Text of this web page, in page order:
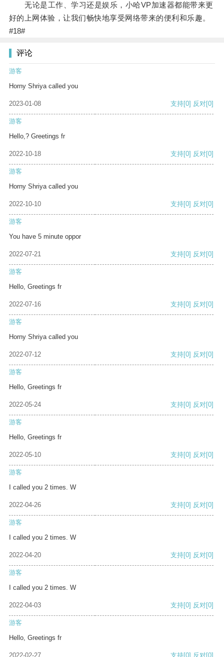
无论是工作、学习还是娱乐，小哈VP加速器都能带来更
好的上网体验，让我们畅快地享受网络带来的便利和乐趣。
#18#
评论
游客
Horny Shriya called you
2023-01-08 支持[0] 反对[0]
游客
Hello,? Greetings fr
2022-10-18 支持[0] 反对[0]
游客
Horny Shriya called you
2022-10-10 支持[0] 反对[0]
游客
You have 5 minute oppor
2022-07-21 支持[0] 反对[0]
游客
Hello, Greetings fr
2022-07-16 支持[0] 反对[0]
游客
Horny Shriya called you
2022-07-12 支持[0] 反对[0]
游客
Hello, Greetings fr
2022-05-24 支持[0] 反对[0]
游客
Hello, Greetings fr
2022-05-10 支持[0] 反对[0]
游客
I called you 2 times. W
2022-04-26 支持[0] 反对[0]
游客
I called you 2 times. W
2022-04-20 支持[0] 反对[0]
游客
I called you 2 times. W
2022-04-03 支持[0] 反对[0]
游客
Hello, Greetings fr
2022-02-27 支持[0] 反对[0]